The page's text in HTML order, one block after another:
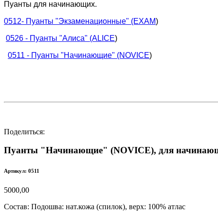
Пуанты для начинающих.
0512- Пуанты "Экзаменационные" (EXAM)
0526 - Пуанты "Алиса" (ALICE)
0511 - Пуанты "Начинающие" (NOVICE)
Поделиться:
Пуанты "Начинающие" (NOVICE), для
Артикул: 0511
5000,00
Состав: Подошва: нат.кожа (спилок), верх: 100% атлас